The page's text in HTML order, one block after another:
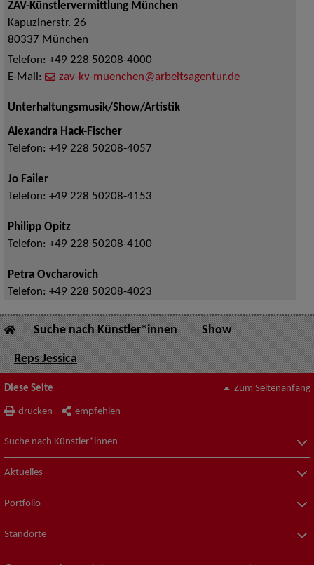
ZAV-Künstlervermittlung München
Kapuzinerstr. 26
80337 München
Telefon: +49 228 50208-4000
E-Mail:
zav-kv-muenchen@arbeitsagentur.de
Unterhaltungsmusik/Show/Artistik
Alexandra Hack-Fischer
Telefon: +49 228 50208-4057
Jo Failer
Telefon: +49 228 50208-4153
Philipp Opitz
Telefon: +49 228 50208-4100
Petra Ovcharovich
Telefon: +49 228 50208-4023
Suche nach Künstler*innen Show
Reps Jessica
Diese Seite
drucken empfehlen
Zum Seitenanfang
Suche nach Künstler*innen
Aktuelles
Portfolio
Standorte